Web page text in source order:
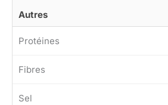
Autres
Protéines
Fibres
Sel